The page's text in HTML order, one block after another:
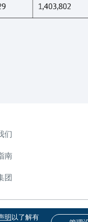
明 以了解有
们
南
团
本公司保留一切版权。